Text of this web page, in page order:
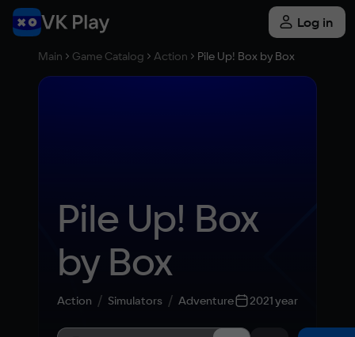
Log in
Main Game Catalog Action Pile Up! Box by Box
Pile Up! Box
by Box
Action Simulators Adventure 2021 year